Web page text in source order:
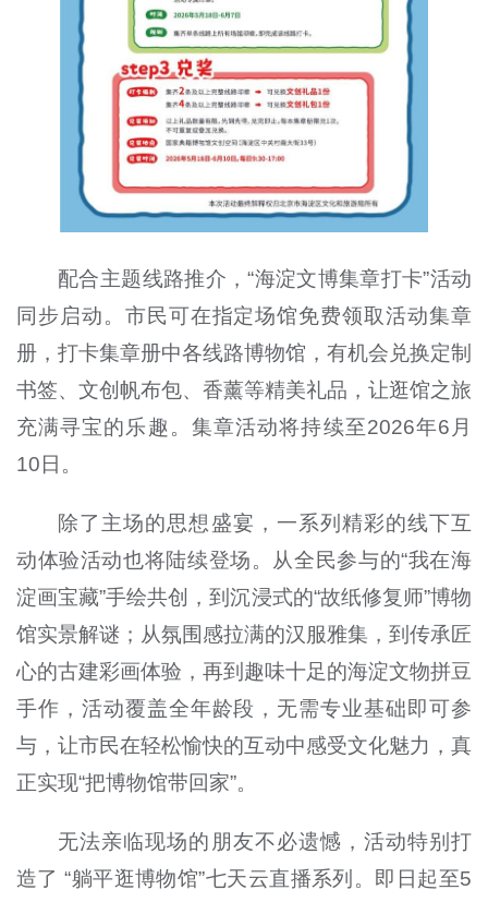
配合主题线路推介，“海淀文博集章打卡”活动
同步启动。市民可在指定场馆免费领取活动集章
册，打卡集章册中各线路博物馆，有机会兑换定制
书签、文创帆布包、香薰等精美礼品，让逛馆之旅
充满寻宝的乐趣。集章活动将持续至2026年6月
10日。
除了主场的思想盛宴，一系列精彩的线下互
动体验活动也将陆续登场。从全民参与的“我在海
淀画宝藏”手绘共创，到沉浸式的“故纸修复师”博物
馆实景解谜；从氛围感拉满的汉服雅集，到传承匠
心的古建彩画体验，再到趣味十足的海淀文物拼豆
手作，活动覆盖全年龄段，无需专业基础即可参
与，让市民在轻松愉快的互动中感受文化魅力，真
正实现“把博物馆带回家”。
无法亲临现场的朋友不必遗憾，活动特别打
造了 “躺平逛博物馆”七天云直播系列。即日起至5